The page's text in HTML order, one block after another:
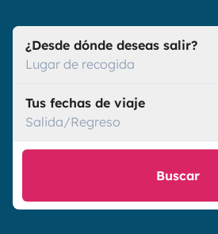
¿Desde dónde deseas salir?
Lugar de recogida
Tus fechas de viaje
Salida/Regreso
Buscar